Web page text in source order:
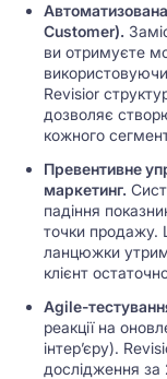
Customer).
ви отримуєте
використовуючи
Revisior
дозволяє
кожного
Превентивне
маркетинг.
падіння
точки продажу.
ланцюжки
клієнт
Agile-
реакції на
інтер’єру).
дослідження